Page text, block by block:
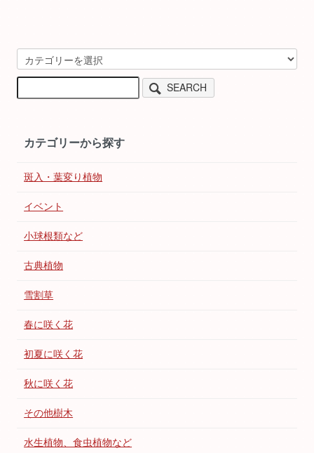
SEARCH
カテゴリーから探す
斑入・葉変り植物
イベント
小球根類など
古典植物
雪割草
春に咲く花
初夏に咲く花
秋に咲く花
その他樹木
水生植物、食虫植物など